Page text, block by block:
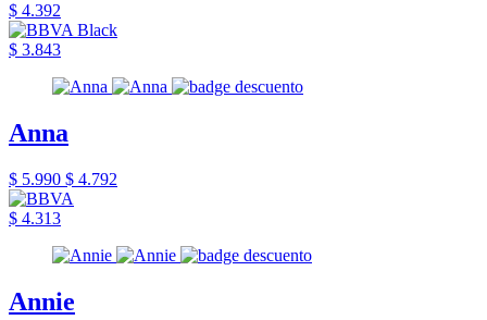
$ 4.392
$ 3.843
Anna
$ 5.990 $ 4.792
$ 4.313
Annie